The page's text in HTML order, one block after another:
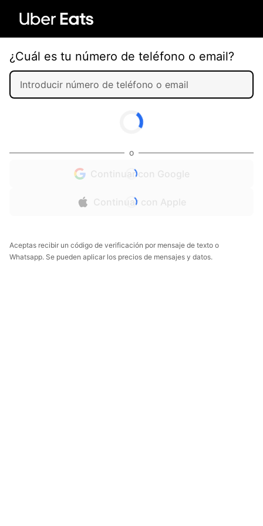
¿Cuál es tu número de teléfono o email?
o
Continuar con Google
Continuar con Apple
Aceptas recibir un código de verificación por mensaje de texto o
Whatsapp. Se pueden aplicar los precios de mensajes y datos.